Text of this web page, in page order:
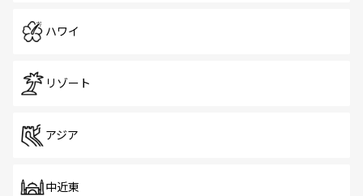
ハワイ
リゾート
アジア
中近東